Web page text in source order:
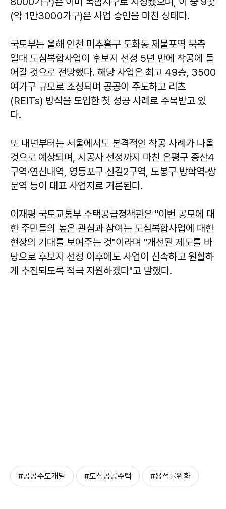
(약 1만3000가구)은 사업 승인을 마친 상태다.
국토부는 올해 인천 미추홀구 도화동 제물포역 북측
일대 도심복합사업이 후보지 선정 5년 만에 착공에 들
어갈 것으로 전망했다. 해당 사업은 최고 49층, 3500
여가구 규모로 조성되며 공공이 주도하고 리츠
(REITs) 방식을 도입한 첫 성공 사례로 주목받고 있
다.
또 내년부터는 서울에서도 본격적인 착공 사례가 나올
것으로 예상되며, 시공사 선정까지 마친 은평구 증산4
구역·연신내역, 영등포구 신길2구역, 도봉구 방학역·쌍
문역 등이 대표 사업지로 거론된다.
이재평 국토교통부 주택공급정책관은 "이번 공모에 대
한 주민들의 높은 관심과 참여는 도심복합사업에 대한
현장의 기대를 보여주는 것"이라며 "개선된 제도를 바
탕으로 후보지 선정 이후에도 사업이 신속하고 원활하
게 추진되도록 적극 지원하겠다"고 말했다.
#공공주도개발 #도심공공주택 #용적률완화